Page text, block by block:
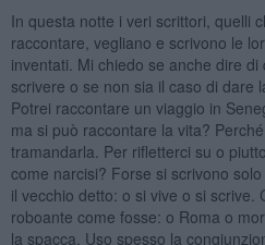
In questa notte i veri scrittori, quelli
raccontare, vegliano e scrivono le
inventati. Mi chiedo se anche dire
scrivere o se non sia il caso di dare
Potrei raccontare un viaggio in
ma si può raccontare la vita?
tramandarla. Per rifletterci su o
come narcisi? Forse si scrivono
il vecchio detto: o si vive o si scrive.
roboante come fosse: o Roma o
la spacca. Uso spesso la